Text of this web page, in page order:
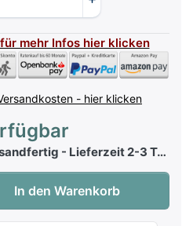
mehr Infos hier klicken
- hier klicken
- Lieferzeit 2-3 Tage
- Band 2 zu 12,95 €, Menge 1.
In den Warenkorb